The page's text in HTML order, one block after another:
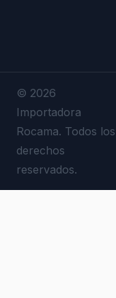
© 2026
Importadora
Rocama. Todos los
derechos
reservados.